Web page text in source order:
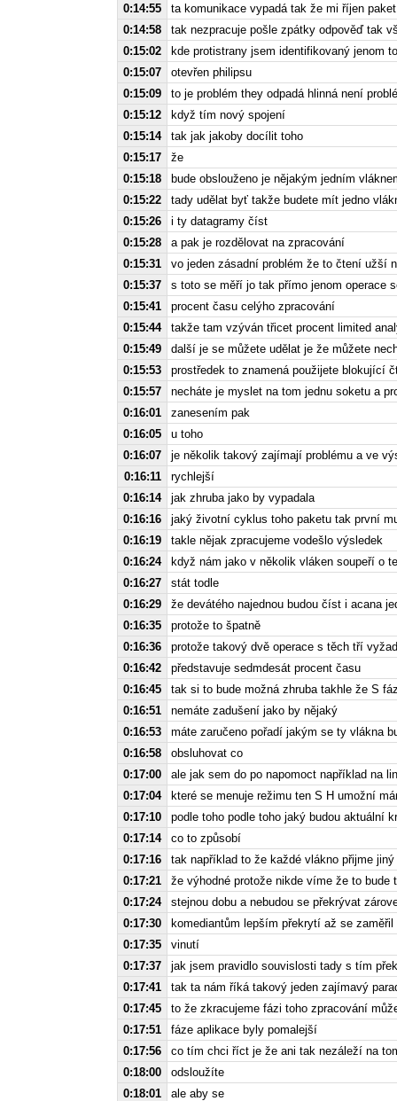
0:14:55
ta komunikace vypadá tak že mi říjen paket
0:14:58
tak nezpracuje pošle zpátky odpověď tak
0:15:02
kde protistrany jsem identifikovaný jenom
0:15:07
otevřen philipsu
0:15:09
to je problém they odpadá hlinná není
0:15:12
když tím nový spojení
0:15:14
tak jak jakoby docílit toho
0:15:17
že
0:15:18
bude obslouženo je nějakým jedním
0:15:22
tady udělat byť takže budete mít jedno
0:15:26
i ty datagramy číst
0:15:28
a pak je rozdělovat na zpracování
0:15:31
vo jeden zásadní problém že to čtení užší
0:15:37
s toto se měří jo tak přímo jenom operace
0:15:41
procent času celýho zpracování
0:15:44
takže tam vzýván třicet procent limited
0:15:49
další je se můžete udělat je že můžete
0:15:53
prostředek to znamená použijete blokující
0:15:57
necháte je myslet na tom jednu soketu a
0:16:01
zanesením pak
0:16:05
u toho
0:16:07
je několik takový zajímají problému a ve
0:16:11
rychlejší
0:16:14
jak zhruba jako by vypadala
0:16:16
jaký životní cyklus toho paketu tak první
0:16:19
takle nějak zpracujeme vodešlo výsledek
0:16:24
když nám jako v několik vláken soupeří o
0:16:27
stát todle
0:16:29
že devátého najednou budou číst i acana
0:16:35
protože to špatně
0:16:36
protože takový dvě operace s těch tří
0:16:42
představuje sedmdesát procent času
0:16:45
tak si to bude možná zhruba takhle že S
0:16:51
nemáte zadušení jako by nějaký
0:16:53
máte zaručeno pořadí jakým se ty vlákna
0:16:58
obsluhovat co
0:17:00
ale jak sem do po napomoct například na
0:17:04
které se menuje režimu ten S H umožní
0:17:10
podle toho podle toho jaký budou aktuální
0:17:14
co to způsobí
0:17:16
tak například to že každé vlákno přijme
0:17:21
že výhodné protože nikde víme že to bude
0:17:24
stejnou dobu a nebudou se překrývat
0:17:30
komediantům lepším překrytí až se
0:17:35
vinutí
0:17:37
jak jsem pravidlo souvislosti tady s tím
0:17:41
tak ta nám říká takový jeden zajímavý
0:17:45
to že zkracujeme fázi toho zpracování
0:17:51
fáze aplikace byly pomalejší
0:17:56
co tím chci říct je že ani tak nezáleží na
0:18:00
odsloužíte
0:18:01
ale aby se